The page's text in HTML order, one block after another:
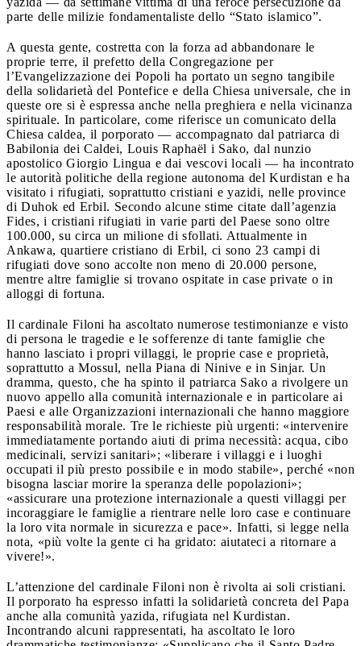
parte delle milizie fondamentaliste dello “Stato islamico”.
A questa gente, costretta con la forza ad abbandonare le
proprie terre, il prefetto della Congregazione per
l’Evangelizzazione dei Popoli ha portato un segno tangibile
della solidarietà del Pontefice e della Chiesa universale, che in
queste ore si è espressa anche nella preghiera e nella vicinanza
spirituale. In particolare, come riferisce un comunicato della
Chiesa caldea, il porporato — accompagnato dal patriarca di
Babilonia dei Caldei, Louis Raphaël i Sako, dal nunzio
apostolico Giorgio Lingua e dai vescovi locali — ha incontrato
le autorità politiche della regione autonoma del Kurdistan e ha
visitato i rifugiati, soprattutto cristiani e yazidi, nelle province
di Duhok ed Erbil. Secondo alcune stime citate dall’agenzia
Fides, i cristiani rifugiati in varie parti del Paese sono oltre
100.000, su circa un milione di sfollati. Attualmente in
Ankawa, quartiere cristiano di Erbil, ci sono 23 campi di
rifugiati dove sono accolte non meno di 20.000 persone,
mentre altre famiglie si trovano ospitate in case private o in
alloggi di fortuna.
Il cardinale Filoni ha ascoltato numerose testimonianze e visto
di persona le tragedie e le sofferenze di tante famiglie che
hanno lasciato i propri villaggi, le proprie case e proprietà,
soprattutto a Mossul, nella Piana di Ninive e in Sinjar. Un
dramma, questo, che ha spinto il patriarca Sako a rivolgere un
nuovo appello alla comunità internazionale e in particolare ai
Paesi e alle Organizzazioni internazionali che hanno maggiore
responsabilità morale. Tre le richieste più urgenti: «intervenire
immediatamente portando aiuti di prima necessità: acqua, cibo
medicinali, servizi sanitari»; «liberare i villaggi e i luoghi
occupati il più presto possibile e in modo stabile», perché «non
bisogna lasciar morire la speranza delle popolazioni»;
«assicurare una protezione internazionale a questi villaggi per
incoraggiare le famiglie a rientrare nelle loro case e continuare
la loro vita normale in sicurezza e pace». Infatti, si legge nella
nota, «più volte la gente ci ha gridato: aiutateci a ritornare a
vivere!».
L’attenzione del cardinale Filoni non è rivolta ai soli cristiani.
Il porporato ha espresso infatti la solidarietà concreta del Papa
anche alla comunità yazida, rifugiata nel Kurdistan.
Incontrando alcuni rappresentati, ha ascoltato le loro